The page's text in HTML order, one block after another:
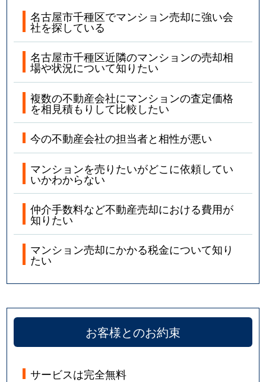
名古屋市千種区でマンション売却に強い会
社を探している
名古屋市千種区近隣のマンションの売却相
場や状況について知りたい
複数の不動産会社にマンションの査定価格
を相見積もりして比較したい
今の不動産会社の担当者と相性が悪い
マンションを売りたいがどこに依頼してい
いかわからない
仲介手数料など不動産売却における費用が
知りたい
マンション売却にかかる税金について知り
たい
お客様とのお約束
サービスは完全無料